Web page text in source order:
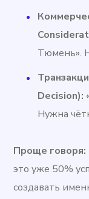
Тюмень».
Decision):
Нужна
Проще говоря:
это уже 50%
создавать